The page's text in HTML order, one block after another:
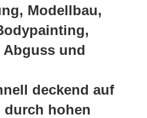
Modellbau,
und
deckend auf
durch hohen